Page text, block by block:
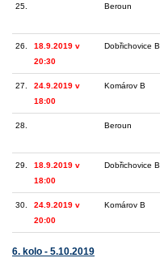
25. Beroun
26.
18.9.2019 v
20:30
Dobřichovice B
27.
24.9.2019 v
18:00
Komárov B
28. Beroun
29.
18.9.2019 v
18:00
Dobřichovice B
30.
24.9.2019 v
20:00
Komárov B
6. kolo - 5.10.2019